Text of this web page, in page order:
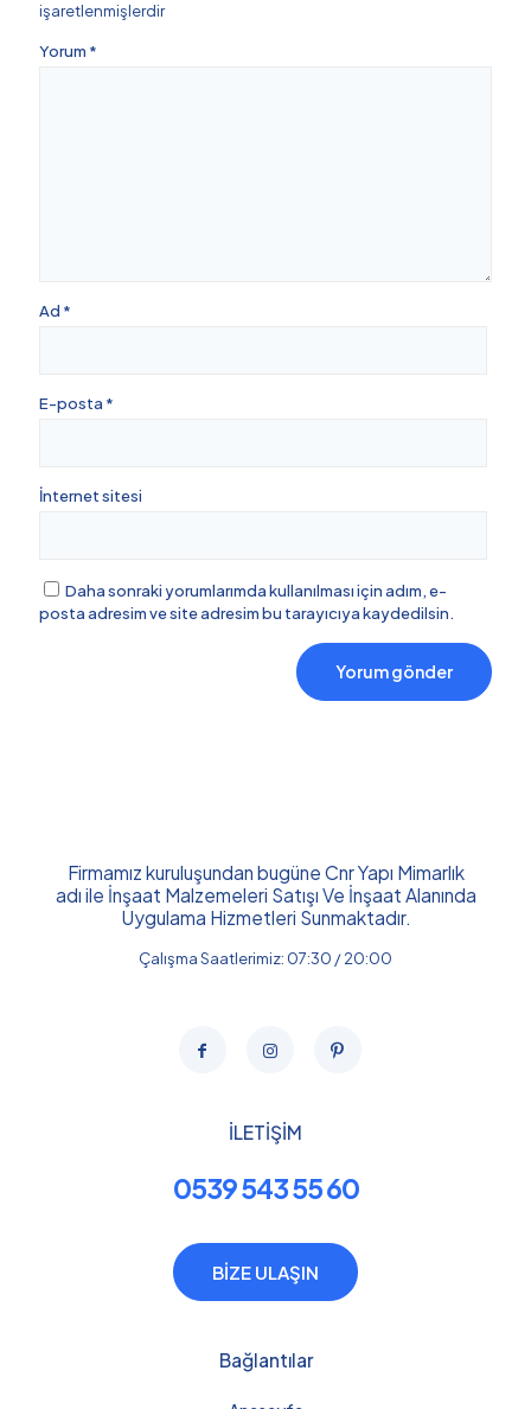
işaretlenmişlerdir
Yorum *
Ad *
E-posta *
İnternet sitesi
Daha sonraki yorumlarımda kullanılması için adım, e-
posta adresim ve site adresim bu tarayıcıya kaydedilsin.
Firmamız kuruluşundan bugüne Cnr Yapı Mimarlık
adı ile İnşaat Malzemeleri Satışı Ve İnşaat Alanında
Uygulama Hizmetleri Sunmaktadır.
Çalışma Saatlerimiz: 07:30 / 20:00
İLETİŞİM
0539 543 55 60
BİZE ULAŞIN
Bağlantılar